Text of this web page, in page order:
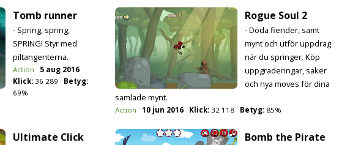
Tomb runner
- Spring, spring,
SPRING! Styr med
piltangenterna.
Action
5 aug 2016
Klick: 36 289
Betyg:
69%
Rogue Soul 2
- Döda fiender, samt
mynt och utför uppdrag
när du springer. Köp
uppgraderingar, saker
och nya moves för dina
samlade mynt.
Action 10 jun 2016 Klick:32 118 Betyg: 85%
Ultimate Click
Bomb the Pirate